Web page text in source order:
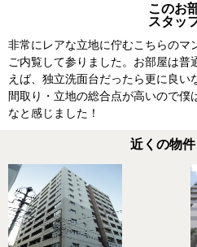
このお
スタッ
非常にレアな立地に佇むこちらのマ
ご内覧して参りました。お部屋は普
えば、独立洗面台だったら更に良い
間取り・立地の総合点が高いので僕
なと感じました！
近くの物件